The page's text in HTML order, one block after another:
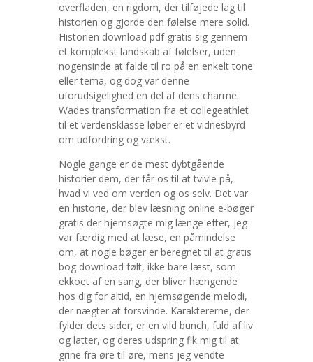
overfladen, en rigdom, der tilføjede lag til
historien og gjorde den følelse mere solid.
Historien download pdf gratis sig gennem
et komplekst landskab af følelser, uden
nogensinde at falde til ro på en enkelt tone
eller tema, og dog var denne
uforudsigelighed en del af dens charme.
Wades transformation fra et collegeathlet
til et verdensklasse løber er et vidnesbyrd
om udfordring og vækst.
Nogle gange er de mest dybtgående
historier dem, der får os til at tvivle på,
hvad vi ved om verden og os selv. Det var
en historie, der blev læsning online e-bøger
gratis der hjemsøgte mig længe efter, jeg
var færdig med at læse, en påmindelse
om, at nogle bøger er beregnet til at gratis
bog download følt, ikke bare læst, som
ekkoet af en sang, der bliver hængende
hos dig for altid, en hjemsøgende melodi,
der nægter at forsvinde. Karaktererne, der
fylder dets sider, er en vild bunch, fuld af liv
og latter, og deres udspring fik mig til at
grine fra øre til øre, mens jeg vendte